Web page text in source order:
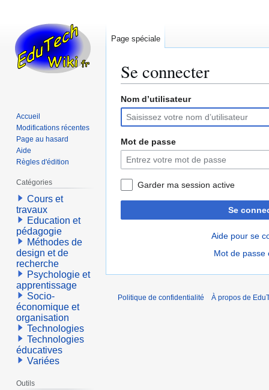
Se connecter
Aller
la
navigation
Aller
la
recherche
Nom d’utilisateur
Mot de passe
Garder ma session active
Se
Aide pour se
Mot de passe
Page spéciale
Accueil
Modifications récentes
Page au hasard
Aide
Règles d'édition
Catégories
Cours et
travaux
Education et
pédagogie
Méthodes de
design et de
recherche
Psychologie et
apprentissage
Socio-
économique et
organisation
Technologies
Technologies
éducatives
Variées
Outils
Politique de confidentialité À propos de